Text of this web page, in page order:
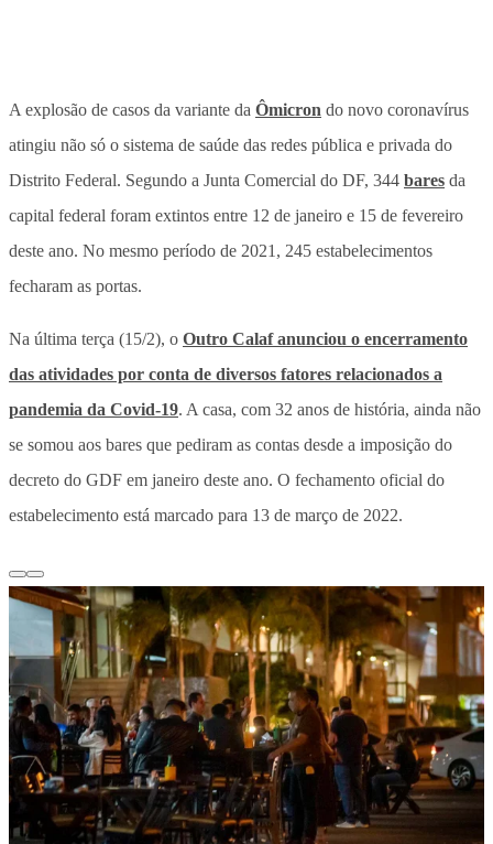
A explosão de casos da variante da Ômicron do novo coronavírus
atingiu não só o sistema de saúde das redes pública e privada do
Distrito Federal. Segundo a Junta Comercial do DF, 344 bares da
capital federal foram extintos entre 12 de janeiro e 15 de fevereiro
deste ano. No mesmo período de 2021, 245 estabelecimentos
fecharam as portas.
Na última terça (15/2), o Outro Calaf anunciou o encerramento
das atividades por conta de diversos fatores relacionados a
pandemia da Covid-19. A casa, com 32 anos de história, ainda não
se somou aos bares que pediram as contas desde a imposição do
decreto do GDF em janeiro deste ano. O fechamento oficial do
estabelecimento está marcado para 13 de março de 2022.